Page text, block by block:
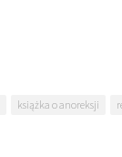
książka o anoreksji